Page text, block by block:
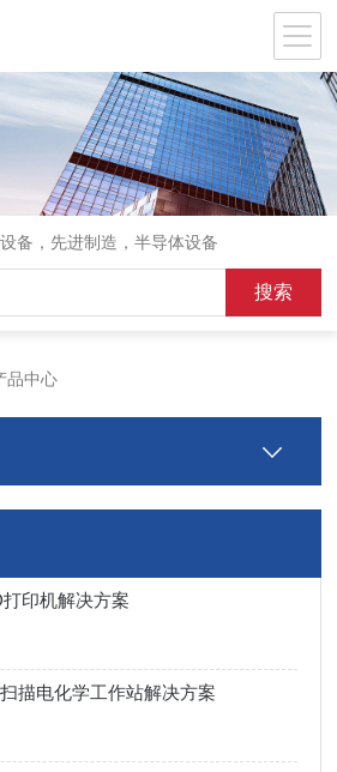
备，先进制造，半导体设备
品中心
印机解决方案
描电化学工作站解决方案